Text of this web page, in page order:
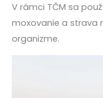
V rámci TČM sa
moxovanie a strava
organizme.